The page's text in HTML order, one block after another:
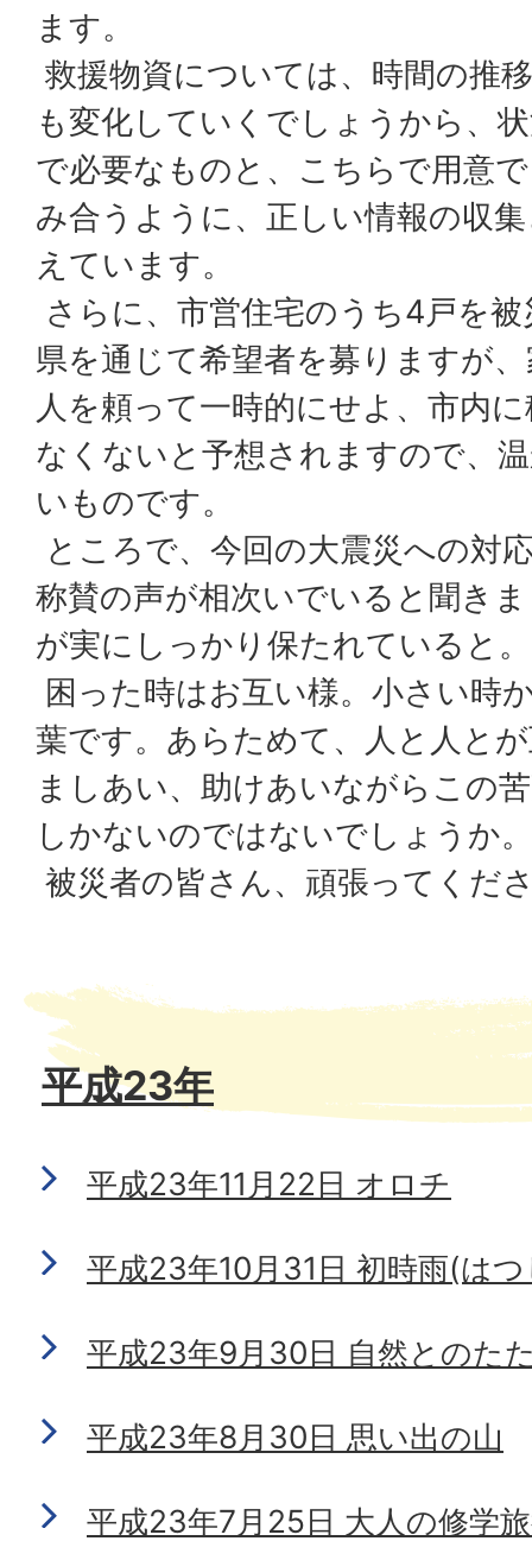
ます。
救援物資については、時間の推
も変化していくでしょうから、
で必要なものと、こちらで用意
み合うように、正しい情報の収
えています。
さらに、市営住宅のうち4戸を
県を通じて希望者を募りますが
人を頼って一時的にせよ、市内
なくないと予想されますので、
いものです。
ところで、今回の大震災への対
称賛の声が相次いでいると聞き
が実にしっかり保たれていると。
困った時はお互い様。小さい時
葉です。あらためて、人と人と
ましあい、助けあいながらこの
しかないのではないでしょうか。
被災者の皆さん、頑張ってくだ
平成23年
平成23年11月22日 オロチ
平成23年10月31日 初時雨(は
平成23年9月30日 自然とのた
平成23年8月30日 思い出の山
平成23年7月25日 大人の修学